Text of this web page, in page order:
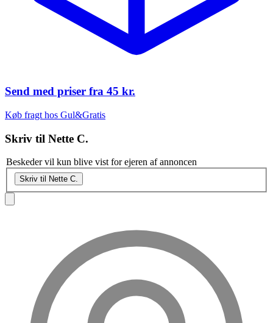
Send med priser fra 45 kr.
Køb fragt hos Gul&Gratis
Skriv til Nette C.
Beskeder vil kun blive vist for ejeren af annoncen
Skriv til Nette C.